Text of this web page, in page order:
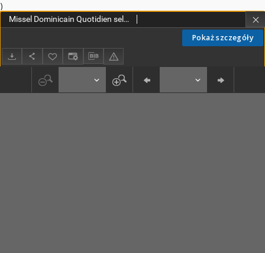
)
Pokaż szczegóły
Missel Dominicain Quotidien selon le rite de l'Ordre des Frères Prêcheurs